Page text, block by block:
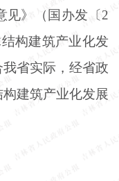
见》（国办发〔2
构建筑产业化发
省实际，经省政
建筑产业化发展